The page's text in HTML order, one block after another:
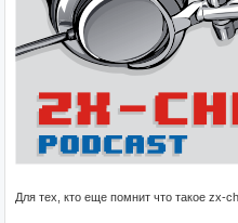
Для тех, кто еще помнит что такое zx-